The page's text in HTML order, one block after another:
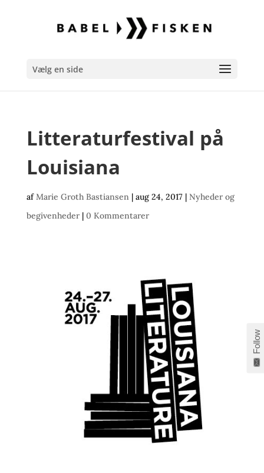
Vælg en side
Litteraturfestival på
Louisiana
afMarie Groth Bastiansen| aug 24, 2017| Nyheder og
begivenheder| 0 Kommentarer
Follow